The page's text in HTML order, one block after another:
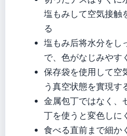
塩もみして空気接触
る
塩もみ后将水分をし
で、色がなじみやす
保存袋を使用して空
う真空状態を實現す
金属包丁ではなく、
丁を使うと変色しに
食べる直前まで細か